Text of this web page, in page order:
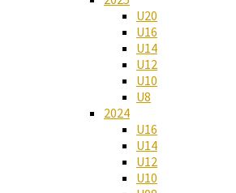
U20
U16
U14
U12
U10
U8
2024
U16
U14
U12
U10